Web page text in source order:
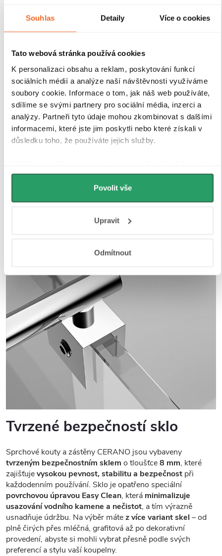
Souhlas Detaily Více o cookies
Tato webová stránka používá cookies
K personalizaci obsahu a reklam, poskytování funkcí
sociálních médií a analýze naší návštěvnosti využíváme
soubory cookie. Informace o tom, jak náš web používáte,
sdílíme se svými partnery pro sociální média, inzerci a
analýzy. Partneři tyto údaje mohou zkombinovat s dalšími
informacemi, které jste jim poskytli nebo které získali v
důsledku toho, že používáte jejich služby.
můžeme používat cookies pro analytiku a
personalizovanou reklamu. Jak Google zpracovává
osobní údaje najdete na stránkách
Povolit vše
Upravit
Odmítnout
drobných nerovností stěn je instalace rychlá, přesná a
bez nutnosti dalších stavebních zásahů.
Antikorozní
úpravanavíc garantuje dlouhou životnost i při
prostředí..
Tvrzené bezpečností sklo
Sprchové kouty a zástěny CERANO jsou vybaveny
tvrzeným bezpečnostním sklem o tloušťce8 mm, které
zajišťujevysokou pevnost, stabilitu a bezpečnost při
každodenním používání. Sklo je opatřeno speciální
povrchovou úpravou Easy Clean, která minimalizuje
usazování vodního kamene a nečistot, a tím výrazně
usnadňuje údržbu. Na výběr mátez více variant skel – od
plně čirých přes mléčná, grafitová až po dekorativní
provedení, abyste si mohli vybrat přesně podle svých
preferencí a stylu vaší koupelny.